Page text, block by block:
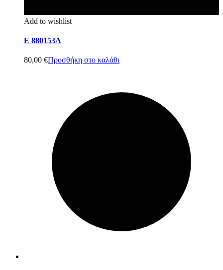
Add to wishlist
E 880153A
80,00 €Προσθήκη στο καλάθι